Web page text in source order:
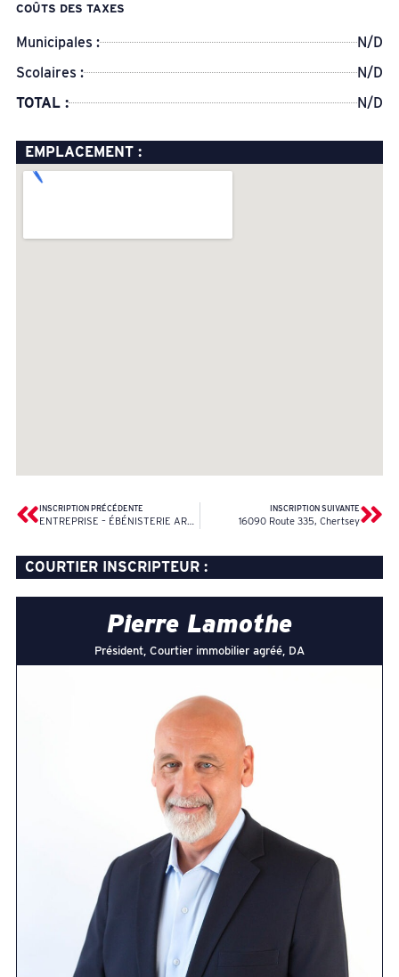
COÛTS DES TAXES
Municipales :
N/D
Scolaires :
N/D
TOTAL :
N/D
EMPLACEMENT :
INSCRIPTION PRÉCÉDENTE
ENTREPRISE – ÉBÉNISTERIE ARCHITECTURALE
INSCRIPTION SUIVANTE
16090 Route 335, Chertsey
COURTIER INSCRIPTEUR :
Pierre Lamothe
Président, Courtier immobilier agréé, DA